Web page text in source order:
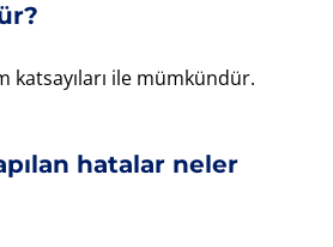
katsayıları ile mümkündür.
hatalar neler